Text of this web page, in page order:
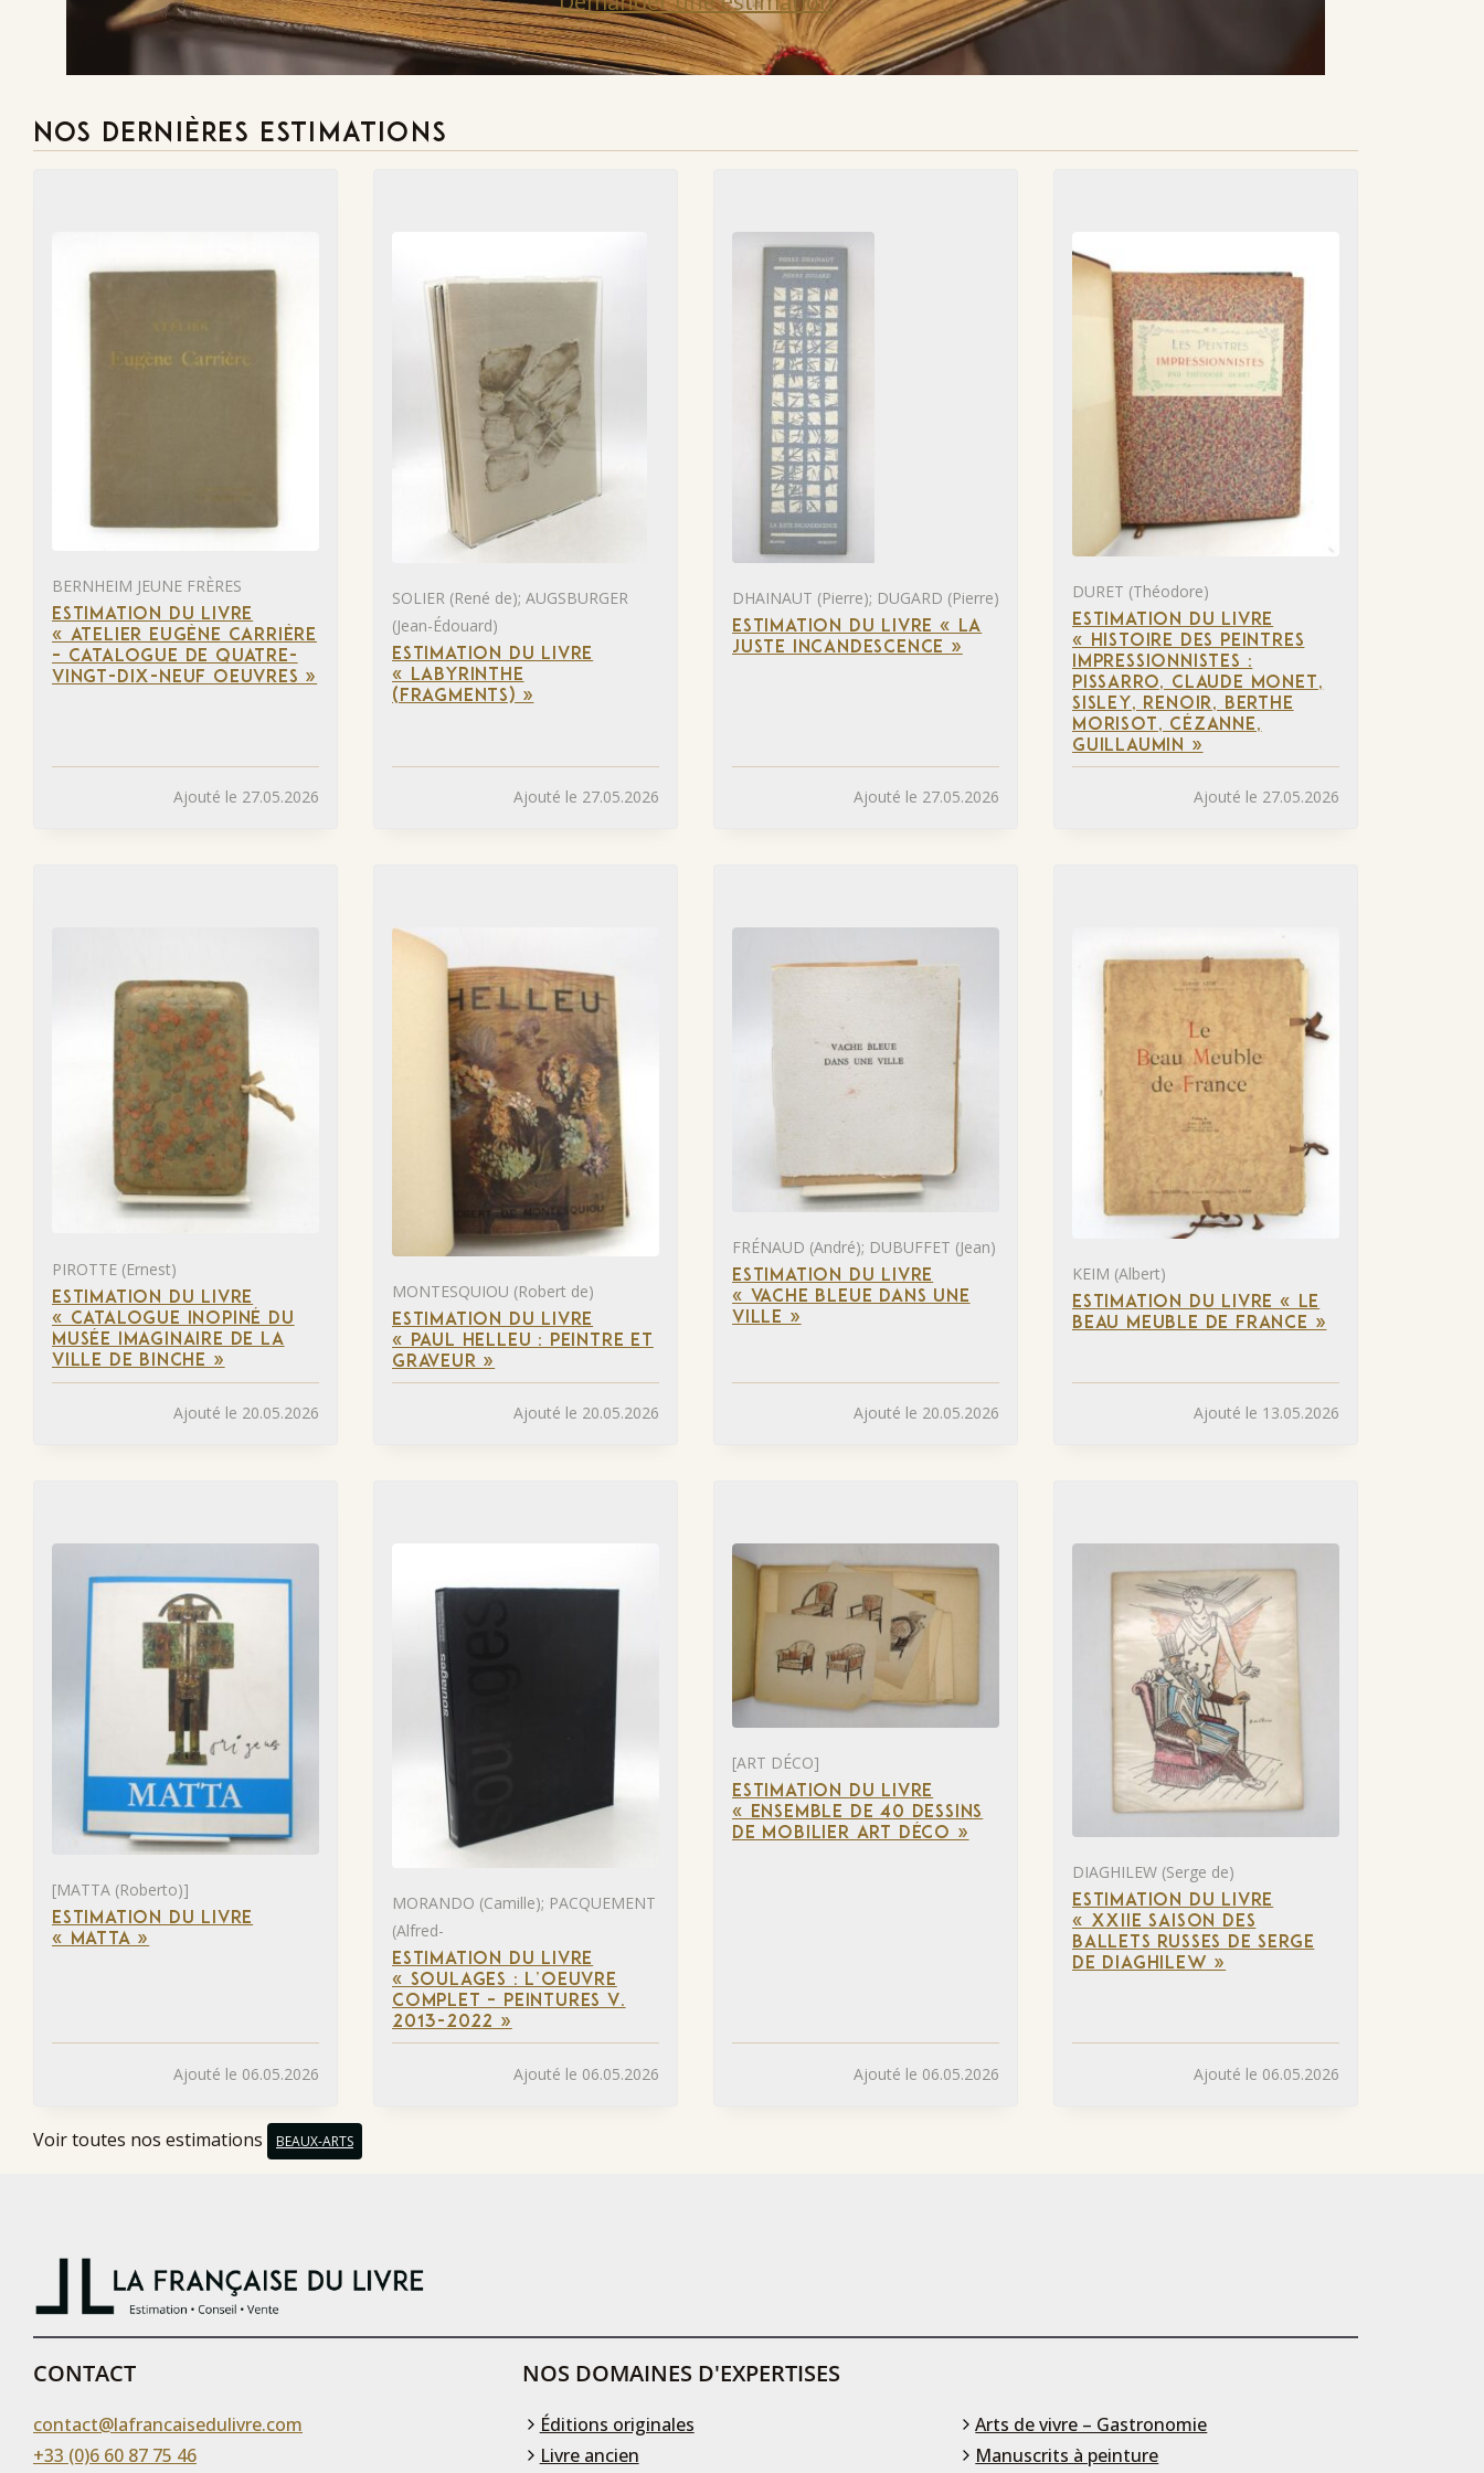
NOS DERNIÈRES ESTIMATIONS
BERNHEIM JEUNE FRÈRES
ESTIMATION DU LIVRE
« ATELIER EUGÈNE CARRIÈRE
– CATALOGUE DE QUATRE-
VINGT-DIX-NEUF OEUVRES »
Ajouté le 27.05.2026
SOLIER (René de); AUGSBURGER
(Jean-Édouard)
ESTIMATION DU LIVRE
« LABYRINTHE
(FRAGMENTS) »
Ajouté le 27.05.2026
DHAINAUT (Pierre); DUGARD (Pierre)
ESTIMATION DU LIVRE « LA
JUSTE INCANDESCENCE »
Ajouté le 27.05.2026
DURET (Théodore)
ESTIMATION DU LIVRE
« HISTOIRE DES PEINTRES
IMPRESSIONNISTES :
PISSARRO, CLAUDE MONET,
SISLEY, RENOIR, BERTHE
MORISOT, CÉZANNE,
GUILLAUMIN »
Ajouté le 27.05.2026
PIROTTE (Ernest)
ESTIMATION DU LIVRE
« CATALOGUE INOPINÉ DU
MUSÉE IMAGINAIRE DE LA
VILLE DE BINCHE »
Ajouté le 20.05.2026
MONTESQUIOU (Robert de)
ESTIMATION DU LIVRE
« PAUL HELLEU : PEINTRE ET
GRAVEUR »
Ajouté le 20.05.2026
FRÉNAUD (André); DUBUFFET (Jean)
ESTIMATION DU LIVRE
« VACHE BLEUE DANS UNE
VILLE »
Ajouté le 20.05.2026
KEIM (Albert)
ESTIMATION DU LIVRE « LE
BEAU MEUBLE DE FRANCE »
Ajouté le 13.05.2026
[MATTA (Roberto)]
ESTIMATION DU LIVRE
« MATTA »
Ajouté le 06.05.2026
MORANDO (Camille); PACQUEMENT
(Alfred-
ESTIMATION DU LIVRE
« SOULAGES : L’OEUVRE
COMPLET – PEINTURES V.
2013-2022 »
Ajouté le 06.05.2026
[ART DÉCO]
ESTIMATION DU LIVRE
« ENSEMBLE DE 40 DESSINS
DE MOBILIER ART DÉCO »
Ajouté le 06.05.2026
DIAGHILEW (Serge de)
ESTIMATION DU LIVRE
« XXIIE SAISON DES
BALLETS RUSSES DE SERGE
DE DIAGHILEW »
Ajouté le 06.05.2026
Voir toutes nos estimations BEAUX-ARTS
CONTACT
contact@lafrancaisedulivre.com
+33 (0)6 60 87 75 46
NOS DOMAINES D'EXPERTISES
Éditions originales
Livre ancien
Arts de vivre – Gastronomie
Manuscrits à peinture